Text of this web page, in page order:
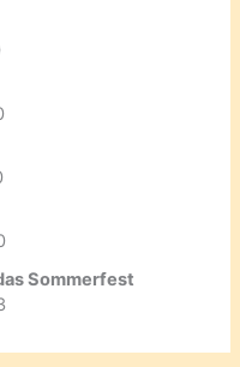
Sommerfest